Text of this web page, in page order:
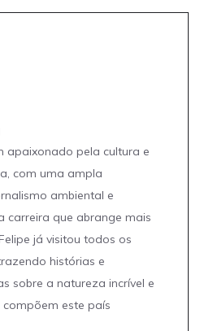
apaixonado pela cultura e
com uma ampla
ambiental e
carreira que abrange mais
já visitou todos os
histórias e
sobre a natureza incrível e
este país